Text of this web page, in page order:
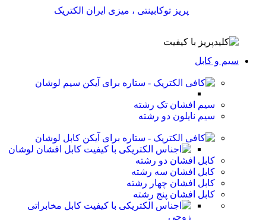
پریز توکابینتی ، میزی ایران الکتریک
سیم و کابل
سیم لوشان
سیم افشان تک رشته
سیم نایلون دو رشته
کابل لوشان
کابل افشان لوشان
کابل افشان دو رشته
کابل افشان سه رشته
کابل افشان چهار رشته
کابل افشان پنج رشته
کابل مخابراتی
زوجی